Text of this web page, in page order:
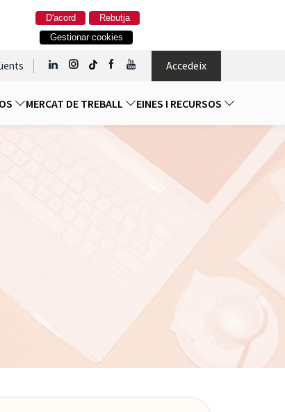
Rebutja
D'acord
Gestionar cookies
Accedeix
MERCAT DE TREBALL EINES I RECURSOS